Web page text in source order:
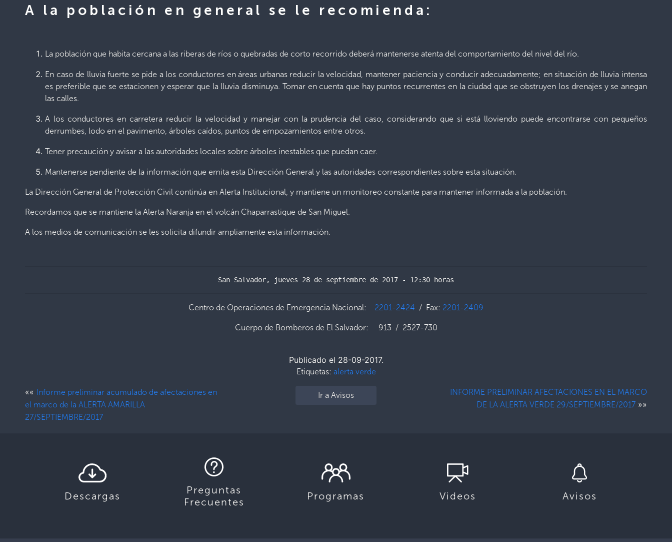
A la población en general se le recomienda:
La población que habita cercana a las riberas de ríos o quebradas de corto recorrido deberá mantenerse atenta del comportamiento del nivel del río.
En caso de lluvia fuerte se pide a los conductores en áreas urbanas reducir la velocidad, mantener paciencia y conducir adecuadamente; en situación de lluvia intensa
es preferible que se estacionen y esperar que la lluvia disminuya. Tomar en cuenta que hay puntos recurrentes en la ciudad que se obstruyen los drenajes y se anegan
las calles.
A los conductores en carretera reducir la velocidad y manejar con la prudencia del caso, considerando que si está lloviendo puede encontrarse con pequeños
derrumbes, lodo en el pavimento, árboles caídos, puntos de empozamientos entre otros.
Tener precaución y avisar a las autoridades locales sobre árboles inestables que puedan caer.
Mantenerse pendiente de la información que emita esta Dirección General y las autoridades correspondientes sobre esta situación.
La Dirección General de Protección Civil continúa en Alerta Institucional, y mantiene un monitoreo constante para mantener informada a la población.
Recordamos que se mantiene la Alerta Naranja en el volcán Chaparrastique de San Miguel.
A los medios de comunicación se les solicita difundir ampliamente esta información.
San Salvador, jueves 28 de septiembre de 2017 - 12:30 horas
Centro de Operaciones de Emergencia Nacional: 2201-2424 / Fax: 2201-2409
Cuerpo de Bomberos de El Salvador: 913 / 2527-730
Publicado el 28-09-2017.
Etiquetas: alerta verde
«« Informe preliminar acumulado de afectaciones en
el marco de la ALERTA AMARILLA
27/SEPTIEMBRE/2017
Ir a Avisos
INFORME PRELIMINAR AFECTACIONES EN EL MARCO
DE LA ALERTA VERDE 29/SEPTIEMBRE/2017 »»
Descargas
Preguntas
Frecuentes
Programas Videos Avisos